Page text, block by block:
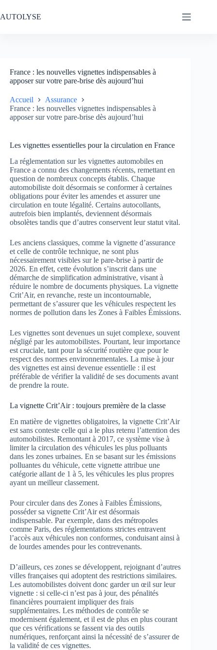
au
contenu
AUTOLYSE
France : les nouvelles vignettes indispensables à
apposer sur votre pare-brise dès aujourd’hui
Accueil
Assurance
France : les nouvelles vignettes indispensables à
apposer sur votre pare-brise dès aujourd’hui
Les vignettes essentielles pour la circulation en France
La réglementation sur les vignettes automobiles en
France a connu des changements récents, remettant en
question de nombreux concepts établis. Chaque
automobiliste doit désormais se conformer à certaines
obligations pour éviter les amendes et assurer une
circulation en toute légalité. Certains autocollants,
autrefois bien implantés, deviennent désormais
obsolètes tandis que d’autres conservent leur statut vital.
Les anciens classiques, comme la vignette d’assurance
et celle de contrôle technique, ne sont plus
nécessairement visibles sur le pare-brise à partir de
2026. En effet, cette évolution s’inscrit dans une
démarche de simplification administrative, visant à
réduire le nombre de documents physiques. La vignette
Crit’Air, en revanche, reste un incontournable,
permettant de s’assurer que les véhicules respectent les
normes de pollution dans les Zones à Faibles Émissions.
Les vignettes sont devenues un sujet complexe, souvent
négligé par les automobilistes. Pourtant, leur importance
est cruciale, tant pour la sécurité routière que pour le
respect des normes environnementales. La mise à jour
des vignettes est ainsi devenue essentielle : il est
préférable de vérifier la validité de ses documents avant
de prendre la route.
La vignette Crit’Air : toujours première de la classe
En matière de vignettes obligatoires, la vignette Crit’Air
est sans conteste celle qui a le plus retenu l’attention des
automobilistes. Remontant à 2017, ce système vise à
limiter la circulation des véhicules les plus polluants
dans les zones urbaines. En se basant sur les émissions
polluantes du véhicule, cette vignette attribue une
catégorie allant de 1 à 5, les véhicules les plus propres
ayant un meilleur classement.
Pour circuler dans des Zones à Faibles Émissions,
posséder sa vignette Crit’Air est désormais
indispensable. Par exemple, dans des métropoles
comme Paris, des réglementations strictes entravent
l’accès aux véhicules non conformes, conduisant ainsi à
de lourdes amendes pour les contrevenants.
D’ailleurs, ces zones se développent, rejoignant d’autres
villes françaises qui adoptent des restrictions similaires.
Les automobilistes doivent donc garder un œil sur leur
vignette : si celle-ci n’est pas à jour, des pénalités
financières pourraient impliquer des frais
supplémentaires. Les méthodes de contrôle se
modernisent également, et il est de plus en plus courant
que ces vérifications se fassent via des outils
numériques, renforçant ainsi la nécessité de s’assurer de
la validité de ces vignettes.